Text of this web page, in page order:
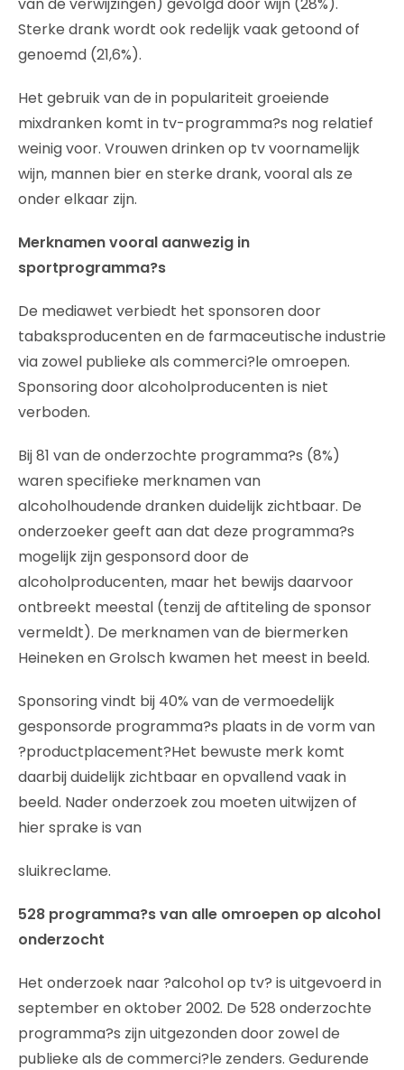
Sterke drank wordt ook redelijk vaak getoond of
genoemd (21,6%).
Het gebruik van de in populariteit groeiende
mixdranken komt in tv-programma?s nog relatief
weinig voor. Vrouwen drinken op tv voornamelijk
wijn, mannen bier en sterke drank, vooral als ze
onder elkaar zijn.
Merknamen vooral aanwezig in
sportprogramma?s
De mediawet verbiedt het sponsoren door
tabaksproducenten en de farmaceutische industrie
via zowel publieke als commerci?le omroepen.
Sponsoring door alcoholproducenten is niet
verboden.
Bij 81 van de onderzochte programma?s (8%)
waren specifieke merknamen van
alcoholhoudende dranken duidelijk zichtbaar. De
onderzoeker geeft aan dat deze programma?s
mogelijk zijn gesponsord door de
alcoholproducenten, maar het bewijs daarvoor
ontbreekt meestal (tenzij de aftiteling de sponsor
vermeldt). De merknamen van de biermerken
Heineken en Grolsch kwamen het meest in beeld.
Sponsoring vindt bij 40% van de vermoedelijk
gesponsorde programma?s plaats in de vorm van
?productplacement?Het bewuste merk komt
daarbij duidelijk zichtbaar en opvallend vaak in
beeld. Nader onderzoek zou moeten uitwijzen of
hier sprake is van
sluikreclame.
528 programma?s van alle omroepen op alcohol
onderzocht
Het onderzoek naar ?alcohol op tv? is uitgevoerd in
september en oktober 2002. De 528 onderzochte
programma?s zijn uitgezonden door zowel de
publieke als de commerci?le zenders. Gedurende